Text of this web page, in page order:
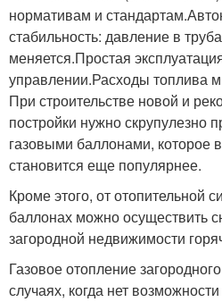
нормативам и
стабильность: давление в
меняется.Простая
управлении.Расходы топлива
При строительстве новой и
постройки нужно скрупулезно
газовыми баллонами, которое
становится еще популярнее.
Кроме этого, от отопительной
баллонах можно осуществить
загородной недвижимости
Газовое отопление
случаях, когда нет